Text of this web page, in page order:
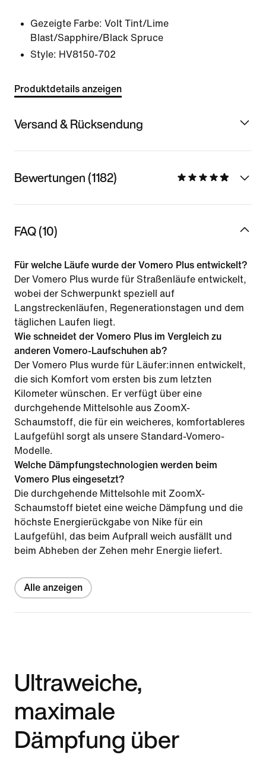
Gezeigte Farbe: Volt Tint/Lime
Blast/Sapphire/Black Spruce
Style: HV8150-702
Produktdetails anzeigen
Versand & Rücksendung
Bewertungen (1182)
FAQ (10)
Für welche Läufe wurde der Vomero Plus entwickelt?
Der Vomero Plus wurde für Straßenläufe entwickelt,
wobei der Schwerpunkt speziell auf
Langstreckenläufen, Regenerationstagen und dem
täglichen Laufen liegt.
Wie schneidet der Vomero Plus im Vergleich zu
anderen Vomero-Laufschuhen ab?
Der Vomero Plus wurde für Läufer:innen entwickelt,
die sich Komfort vom ersten bis zum letzten
Kilometer wünschen. Er verfügt über eine
durchgehende Mittelsohle aus ZoomX-
Schaumstoff, die für ein weicheres, komfortableres
Laufgefühl sorgt als unsere Standard-Vomero-
Modelle.
Welche Dämpfungstechnologien werden beim
Vomero Plus eingesetzt?
Die durchgehende Mittelsohle mit ZoomX-
Schaumstoff bietet eine weiche Dämpfung und die
höchste Energierückgabe von Nike für ein
Laufgefühl, das beim Aufprall weich ausfällt und
beim Abheben der Zehen mehr Energie liefert.
Alle anzeigen
Ultraweiche,
maximale
Dämpfung über